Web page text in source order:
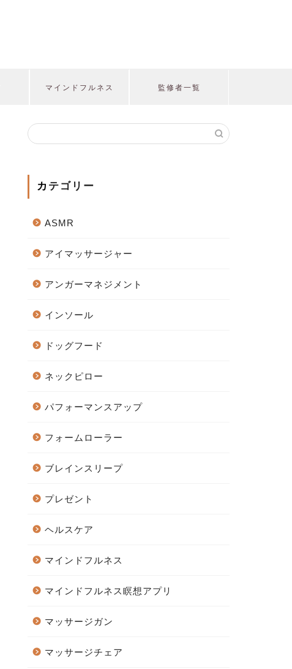
マインドフルネス 監修者一覧
カテゴリー
ASMR
アイマッサージャー
アンガーマネジメント
インソール
ドッグフード
ネックピロー
パフォーマンスアップ
フォームローラー
ブレインスリープ
プレゼント
ヘルスケア
マインドフルネス
マインドフルネス瞑想アプリ
マッサージガン
マッサージチェア